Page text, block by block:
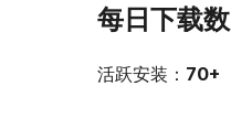
每日下载数
活跃安装： 70+